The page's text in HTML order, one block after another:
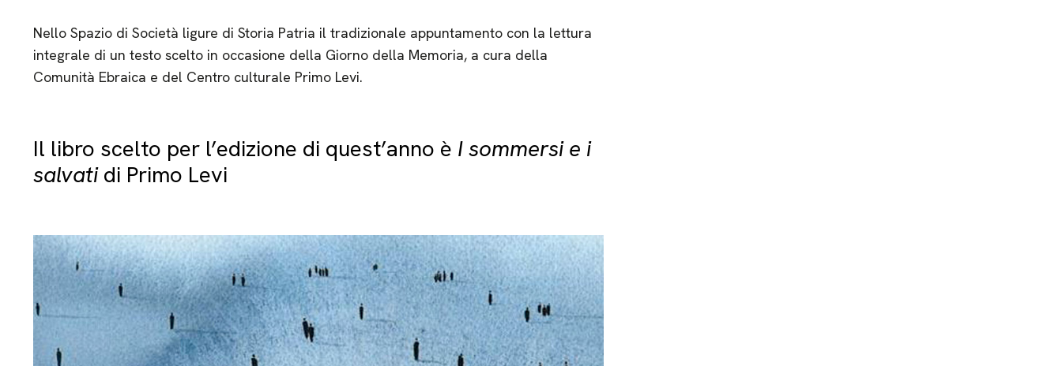
Nello Spazio di Società ligure di Storia Patria il tradizionale appuntamento con la lettura
integrale di un testo scelto in occasione della Giorno della Memoria, a cura della
Comunità Ebraica e del Centro culturale Primo Levi.
Il libro scelto per l’edizione di quest’anno è I sommersi e i
salvatidi Primo Levi